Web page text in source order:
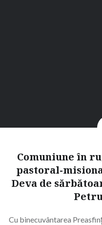
Comuniune în
pastoral-
Deva de
Cu binecuvântarea